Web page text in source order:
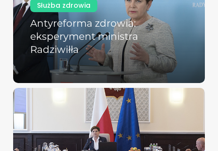
Służba zdrowia
Antyreforma zdrowia:
eksperyment ministra
Radziwiłła